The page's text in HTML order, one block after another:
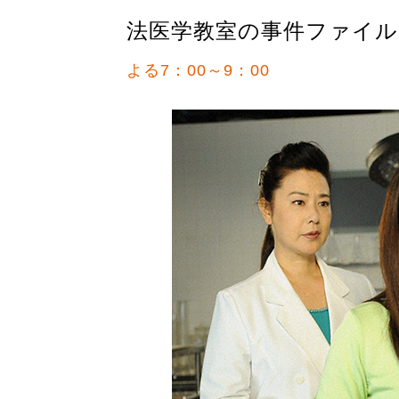
法医学教室の事件ファイ
よる7：00～9：00